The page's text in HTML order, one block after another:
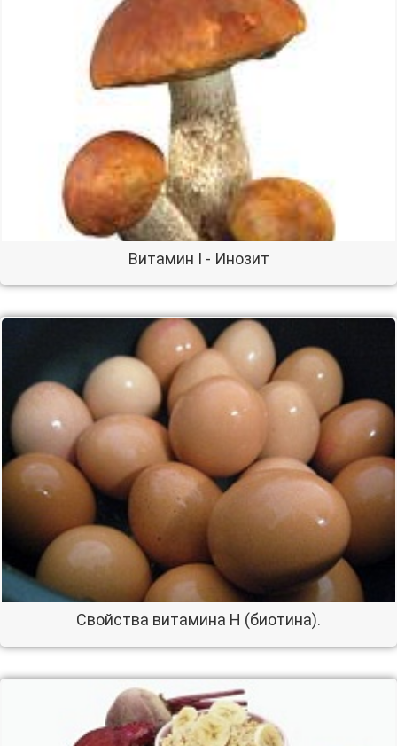
Витамин I - Инозит
Свойства витамина Н (биотина).